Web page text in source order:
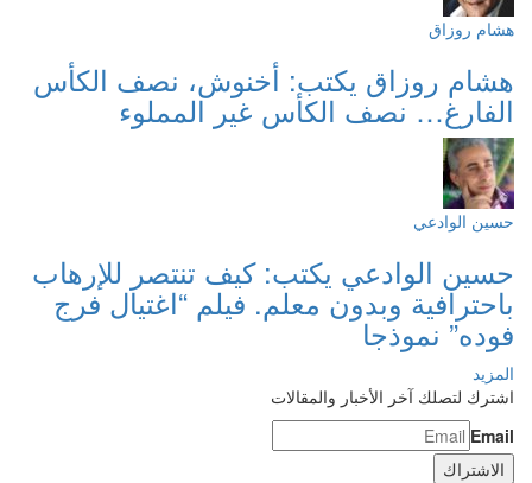
هشام روزاق
هشام روزاق يكتب: أخنوش، نصف الكأس
الفارغ… نصف الكأس غير المملوء
حسين الوادعي
حسين الوادعي يكتب: كيف تنتصر للإرهاب
باحترافية وبدون معلم. فيلم “اغتيال فرج
فوده” نموذجا
المزيد
اشترك لتصلك آخر الأخبار والمقالات
Email